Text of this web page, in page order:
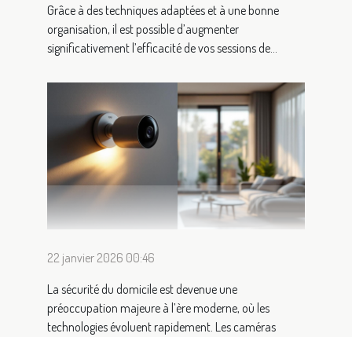
Grâce à des techniques adaptées et à une bonne
organisation, il est possible d’augmenter
significativement l’efficacité de vos sessions de...
22 janvier 2026 00:46
La sécurité du domicile est devenue une
préoccupation majeure à l’ère moderne, où les
technologies évoluent rapidement. Les caméras